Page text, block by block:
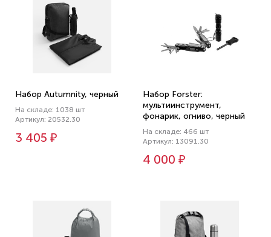
Набор Autumnity, черный
На складе: 1038 шт
Артикул: 20532.30
3 405 ₽
Набор Forster:
мультиинструмент,
фонарик, огниво, черный
На складе: 466 шт
Артикул: 13091.30
4 000 ₽